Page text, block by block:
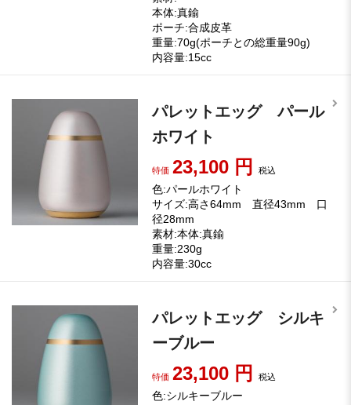
本体:真鍮
ポーチ:合成皮革
重量:70g(ポーチとの総重量90g)
内容量:15cc
パレットエッグ パール
ホワイト
特価 23,100 円税込
色:パールホワイト
サイズ:高さ64mm 直径43mm 口
径28mm
素材:本体:真鍮
重量:230g
内容量:30cc
パレットエッグ シルキ
ーブルー
特価 23,100 円税込
色:シルキーブルー